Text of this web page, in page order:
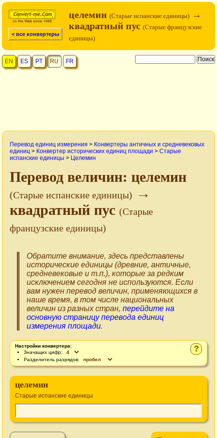
< все конвертеры
целемин (Старые испанские единицы) →
квадратный пус (Старые французские
единицы)
EN ES PT RU FR
Перевод единиц измерения > Конвертеры античных и средневековых
единиц > Конвертер исторических единиц площади > Старые
испанские единицы > Целемин
Перевод величин: целемин
(Старые испанские единицы)
→
квадратный пус (Старые
французские единицы)
Обратите внимание, здесь представлены
исторические единицы (древние, античные,
средневековые и т.п.), которые за редким
исключением сегодня не используются. Если
вам нужен перевод величин, применяющихся в
наше время, в том числе национальных
величин из разных стран, перейдите на
основную страницу перевода единиц
измерения площади.
?
Настройки конвертера:
Значащих цифр:
Разделитель разрядов:
целемин
Старые испанские единицы